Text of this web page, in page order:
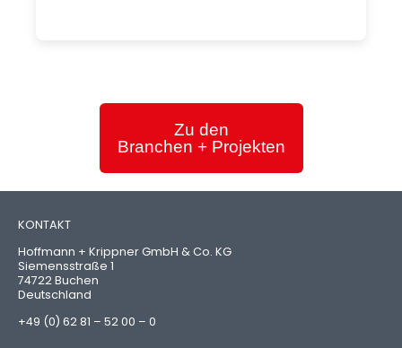
Zu den
Branchen + Projekten
KONTAKT
Hoffmann + Krippner GmbH & Co. KG
Siemensstraße 1
74722 Buchen
Deutschland
+49 (0) 62 81 – 52 00 – 0